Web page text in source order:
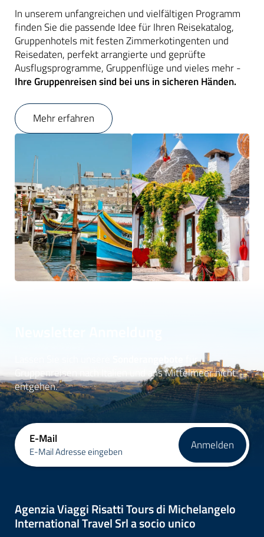
In unserem unfangreichen und vielfältigen Programm
finden Sie die passende Idee für Ihren Reisekatalog,
Gruppenhotels mit festen Zimmerkotingenten und
Reisedaten, perfekt arrangierte und geprüfte
Ausflugsprogramme, Gruppenflüge und vieles mehr -
Ihre Gruppenreisen sind bei uns in sicheren Händen.
Mehr erfahren
für
Gruppenreisen nach Italien und ans Mittelmeer nicht
entgehen.
E-Mail
E-Mail Adresse eingeben Anmelden
Agenzia Viaggi Risatti Tours di Michelangelo
International Travel Srl a socio unico